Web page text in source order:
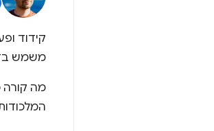
משמש